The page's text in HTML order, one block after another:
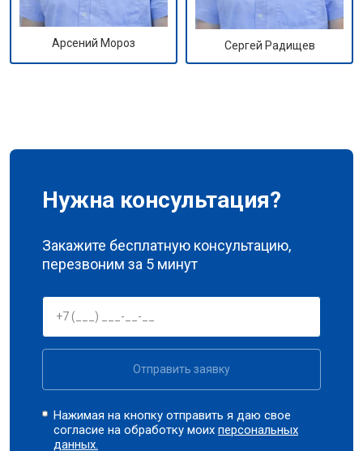
Арсений Мороз Сергей Радищев
Нужна консультация?
Закажите бесплатную консультацию,
перезвоним за 5 минут
Отправить заявку
Нажимая на кнопку отправить я даю свое
согласие на обработку моихперсональных
данных.